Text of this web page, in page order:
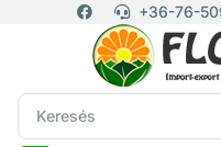
+36-76-